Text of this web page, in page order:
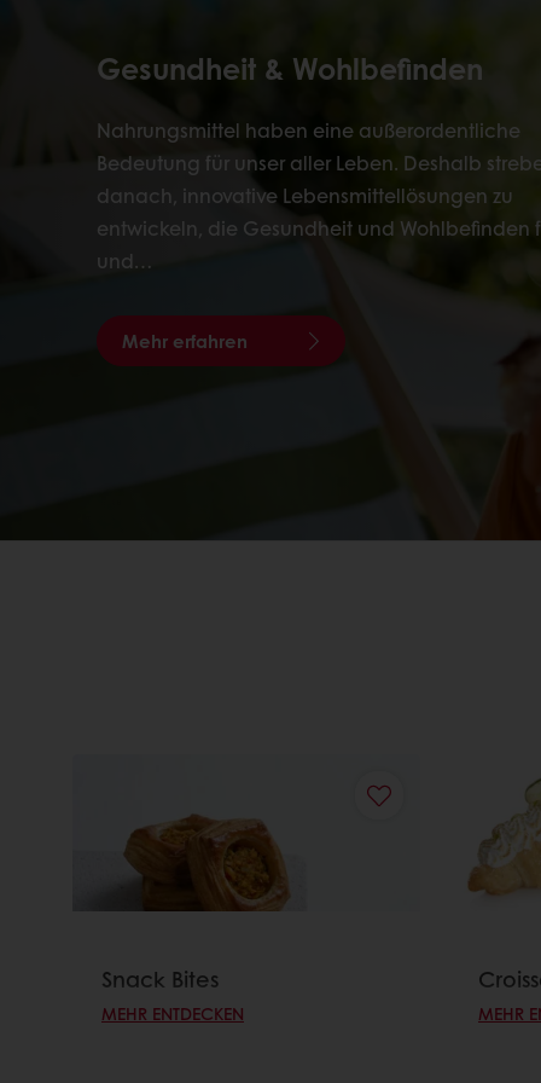
Gesundheit & Wohlbefinden
Nahrungsmittel haben eine außerordentliche
Bedeutung für unser aller Leben. Deshalb
danach, innovative Lebensmittellösungen zu
entwickeln, die Gesundheit und Wohlbefinden
und…
Mehr erfahren
Snack Bites
MEHR ENTDECKEN MEHR